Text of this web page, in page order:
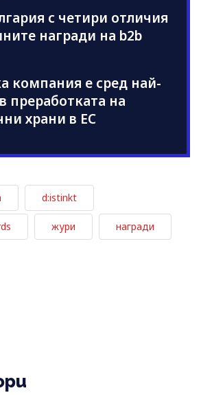
с четири отличия
награди на b2b
компания е сред най-
преработката на
храни в ЕС
d:istinkt
жури награди